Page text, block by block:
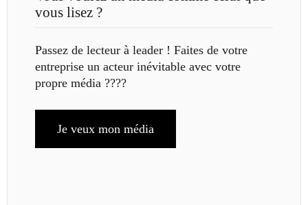
vous lisez ?
Passez de lecteur à leader ! Faites de votre
entreprise un acteur inévitable avec votre
propre média ????
Je veux mon média